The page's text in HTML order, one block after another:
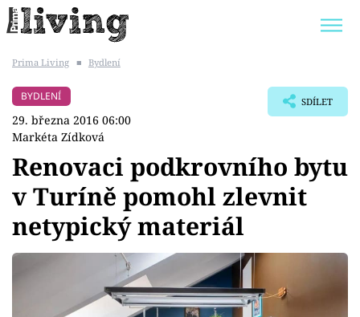
BYDLENÍ SLAVNÝCH
Témata
Bydlení
Prima Living ■ Bydlení
BYDLENÍ
29. března 2016 06:00
Markéta Zídková
SDÍLET
Renovaci podkrovního bytu
v Turíně pomohl zlevnit
netypický materiál